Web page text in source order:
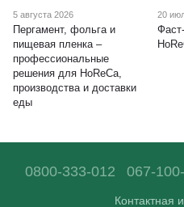
5 августа 2026
Пергамент, фольга и
пищевая пленка –
профессиональные
решения для HoReCa,
производства и доставки
еды
20
0800-333-012 067-
Контактная